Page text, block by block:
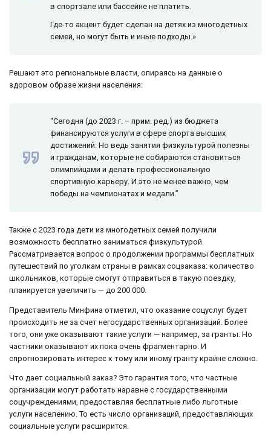
в спортзале или бассейне не платить.
Где-то акцент будет сделан на детях из многодетных
семей, но могут быть и иные подходы.»
Решают это региональные власти, опираясь на данные о
здоровом образе жизни населения:
“Сегодня (до 2023 г. – прим. ред.) из бюджета
финансируются услуги в сфере спорта высших
достижений. Но ведь занятия физкультурой полезны
и гражданам, которые не собираются становиться
олимпийцами и делать профессиональную
спортивную карьеру. И это не менее важно, чем
победы на чемпионатах и медали.”
Также с 2023 года дети из многодетных семей получили
возможность бесплатно заниматься физкультурой.
Рассматривается вопрос о продолжении программы бесплатных
путешествий по уголкам страны в рамках соцзаказа: количество
школьников, которые смогут отправиться в такую поездку,
планируется увеличить — до 200 000.
Представитель Минфина отметил, что оказание соцуслуг будет
происходить не за счет негосударственных организаций. Более
того, они уже оказывают такие услуги — например, за гранты. Но
частники оказывают их пока очень фрагментарно. И
спрогнозировать интерес к тому или иному гранту крайне сложно.
Что дает социальный заказ? Это гарантия того, что частные
организации могут работать наравне с государственными
соцучреждениями, предоставляя бесплатные либо льготные
услуги населению. То есть число организаций, предоставляющих
социальные услуги расширится.